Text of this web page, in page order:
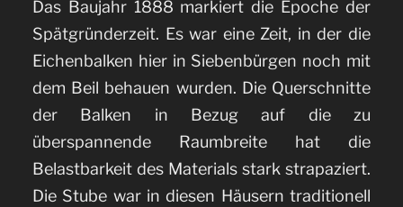
Das Baujahr 1888 markiert die Epoche der
Spätgründerzeit. Es war eine Zeit, in der die
Eichenbalken hier in Siebenbürgen noch mit
dem Beil behauen wurden. Die Querschnitte
der Balken in Bezug auf die zu
überspannende Raumbreite hat die
Belastbarkeit des Materials stark strapaziert.
Die Stube war in diesen Häusern traditionell